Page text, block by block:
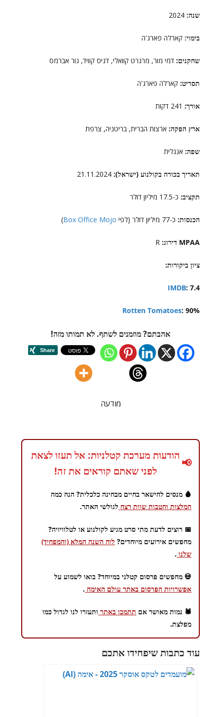
שנה: 2024
בימוי: קארלה פארג'ה
שחקנים: דמי מור, מרגרט קוואלי, דניס קוויד, גור אברמס
תסריט: קארלה פארג'ה
אורך: 241 דקות
ארץ הפקה: ארצות הברית, בריטניה, צרפת
שפה: אנגלית
תאריך בכורה בקולנוע (ישראל): 21.11.2024
תקציב: כ-17.5 מיליון דולר
הכנסות: כ-77 מיליון דולר (לפי Box Office Mojo
)
MPAA דירוג: R
ציון ביקורות:
IMDB: 7.4
Rotten Tomatoes: 90%
אהבתם? מוזמנים לשתף. לא תמותו מזה!
מודעה
📢
הודעות מערכת קטלניות: אל תעזו לצאת
לפני שאתם קוראים את זה!
🩸 מנסים להישאר בחיים מבחינה כלכלית? הנה כמה
המלצות והטבות שוות רצח לגולשי האתר.
📅 רוצים לדעת מתי סרט מגיע לקולנוע או לטלוויזיה?
מחפשים אירועים מיוחדים? לוח השנה המלא (והמפחיד)
שלנו .
💀 מחפשים פרסום קטלני במיוחד? בואו לשמוע על
אפשרויות הפרסום באתר עולם האימה .
🕷️ נמות מאושר אם תתמכו באתר ותעזרו לנו לגדול כמו
מפלצת.
עוד כתבות שיפחידו אתכם